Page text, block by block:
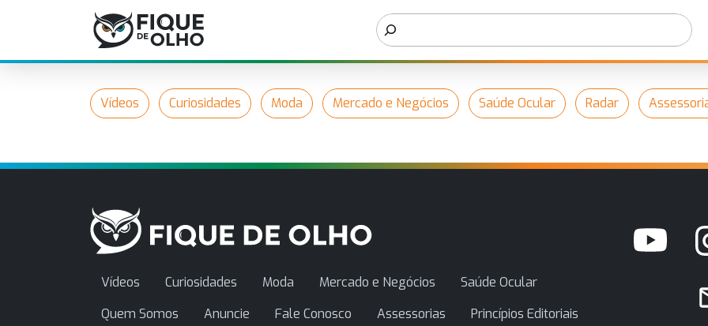
Vídeos Curiosidades Moda Mercado e Negócios Saúde Ocular Radar
Vídeos Curiosidades Moda Mercado e Negócios
Saúde Ocular
Quem Somos
Anuncie Fale Conosco Assessorias Princípios Editoriais